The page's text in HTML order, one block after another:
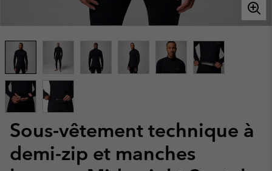
Sous-vêtement technique à
demi-zip et manches